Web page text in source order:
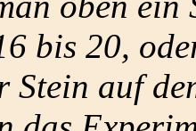
bis 20,
Stein auf